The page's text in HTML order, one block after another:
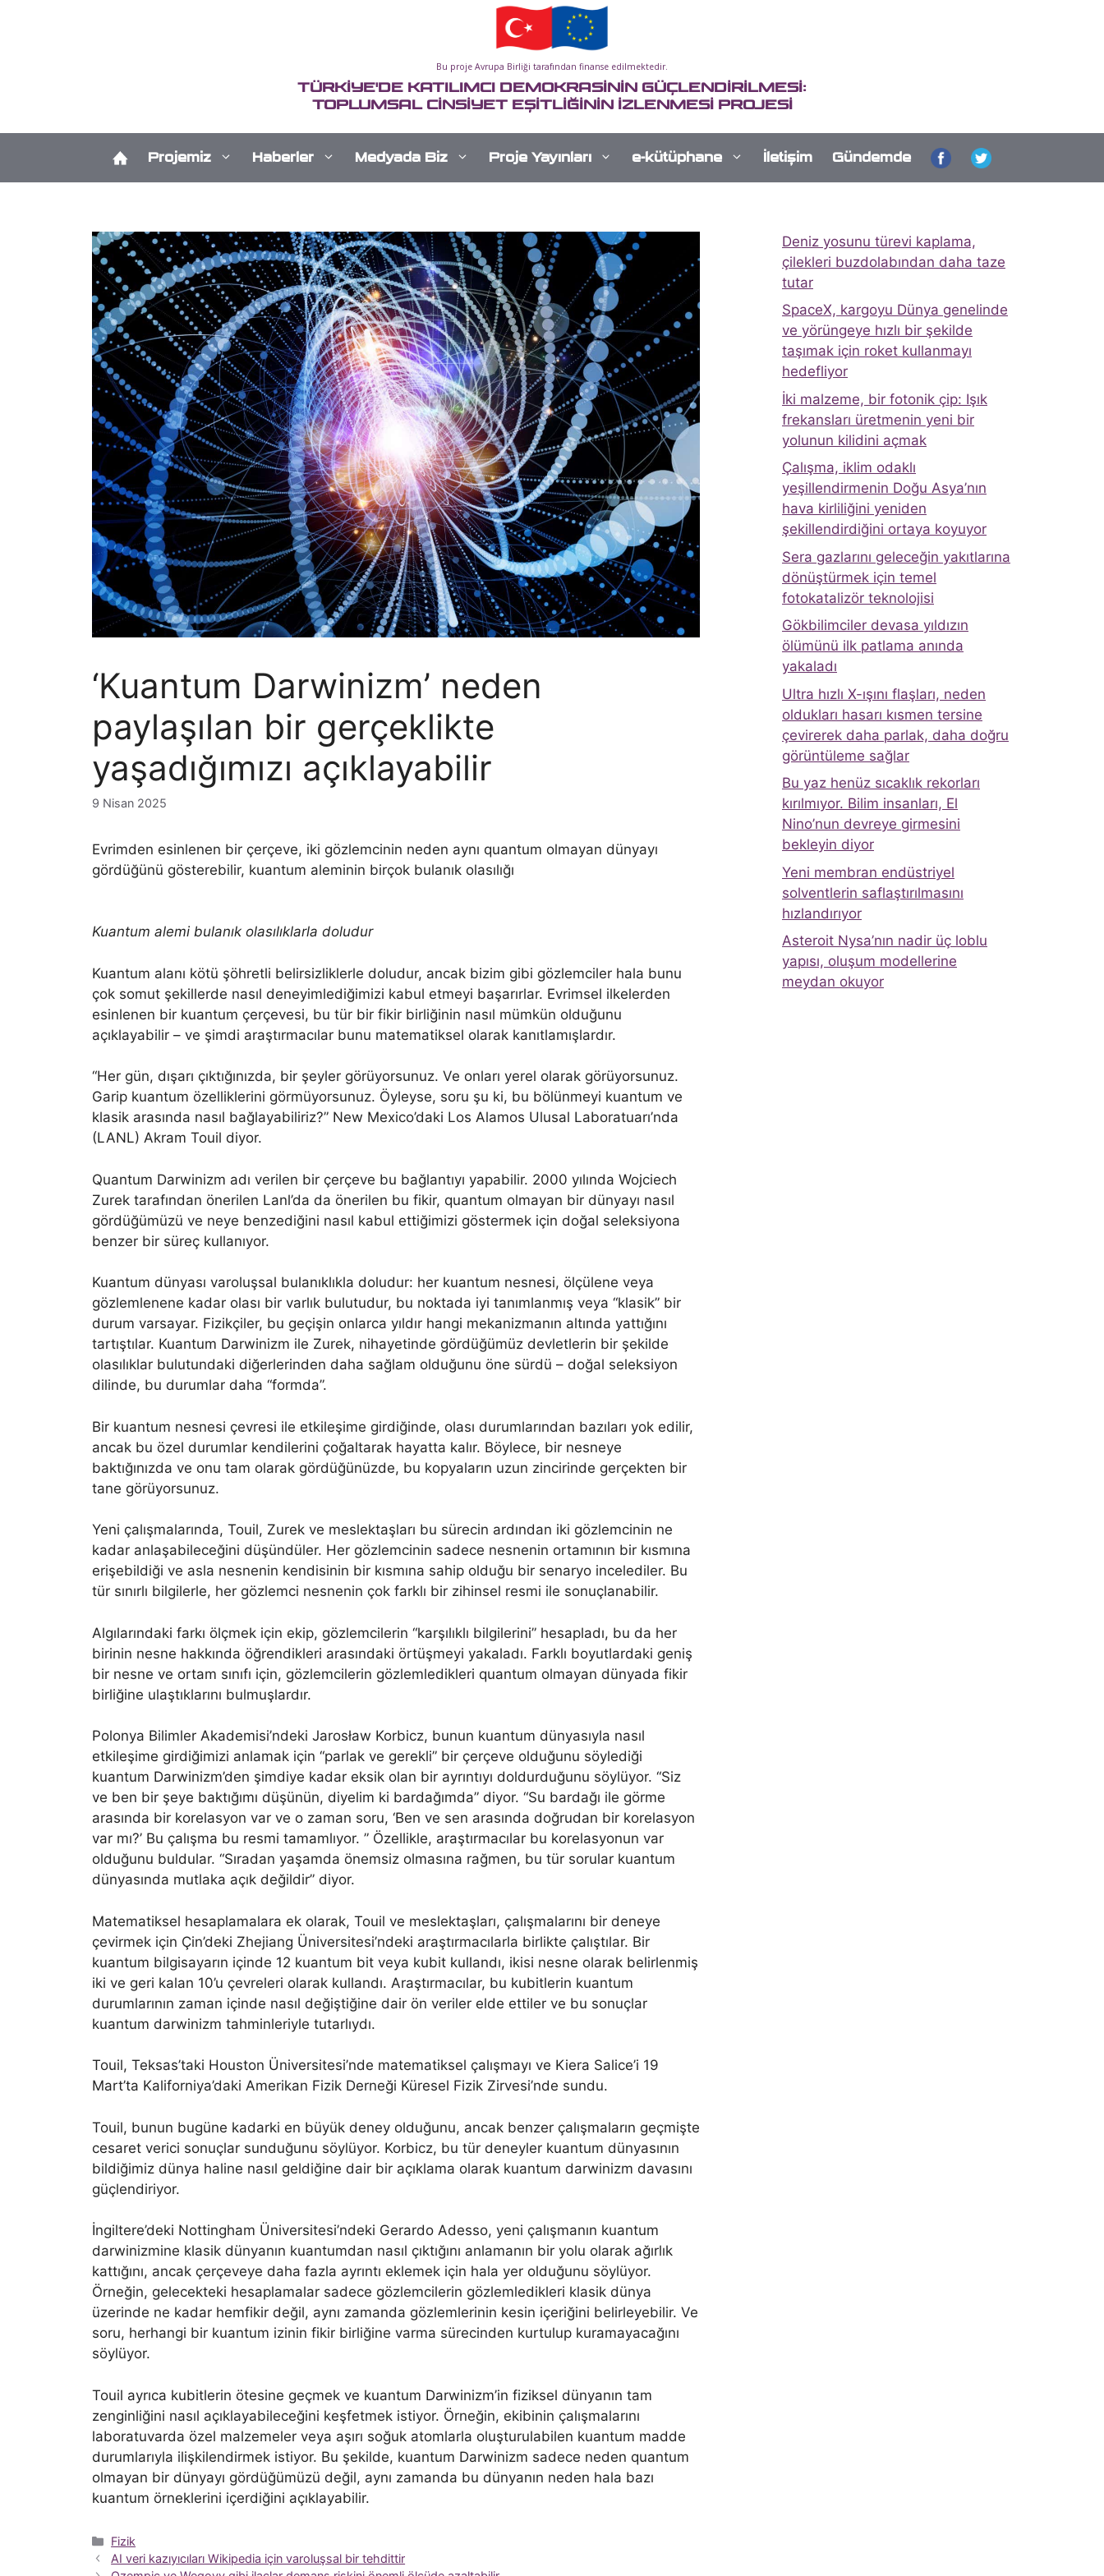
Bu proje Avrupa Birliği tarafından finanse edilmektedir.
TÜRKİYE'DE KATILIMCI DEMOKRASİNİN GÜÇLENDİRİLMESİ:
TOPLUMSAL CİNSİYET EŞİTLİĞİNİN İZLENMESİ PROJESİ
Projemiz Haberler Medyada Biz Proje Yayınları e-kütüphane İletişim Gündemde
‘Kuantum Darwinizm’ neden
paylaşılan bir gerçeklikte
yaşadığımızı açıklayabilir
9 Nisan 2025
Evrimden esinlenen bir çerçeve, iki gözlemcinin neden aynı quantum olmayan dünyayı
gördüğünü gösterebilir, kuantum aleminin birçok bulanık olasılığı
Kuantum alemi bulanık olasılıklarla doludur
Kuantum alanı kötü şöhretli belirsizliklerle doludur, ancak bizim gibi gözlemciler hala bunu
çok somut şekillerde nasıl deneyimlediğimizi kabul etmeyi başarırlar. Evrimsel ilkelerden
esinlenen bir kuantum çerçevesi, bu tür bir fikir birliğinin nasıl mümkün olduğunu
açıklayabilir – ve şimdi araştırmacılar bunu matematiksel olarak kanıtlamışlardır.
“Her gün, dışarı çıktığınızda, bir şeyler görüyorsunuz. Ve onları yerel olarak görüyorsunuz.
Garip kuantum özelliklerini görmüyorsunuz. Öyleyse, soru şu ki, bu bölünmeyi kuantum ve
klasik arasında nasıl bağlayabiliriz?” New Mexico’daki Los Alamos Ulusal Laboratuarı’nda
(LANL) Akram Touil diyor.
Quantum Darwinizm adı verilen bir çerçeve bu bağlantıyı yapabilir. 2000 yılında Wojciech
Zurek tarafından önerilen Lanl’da da önerilen bu fikir, quantum olmayan bir dünyayı nasıl
gördüğümüzü ve neye benzediğini nasıl kabul ettiğimizi göstermek için doğal seleksiyona
benzer bir süreç kullanıyor.
Kuantum dünyası varoluşsal bulanıklıkla doludur: her kuantum nesnesi, ölçülene veya
gözlemlenene kadar olası bir varlık bulutudur, bu noktada iyi tanımlanmış veya “klasik” bir
durum varsayar. Fizikçiler, bu geçişin onlarca yıldır hangi mekanizmanın altında yattığını
tartıştılar. Kuantum Darwinizm ile Zurek, nihayetinde gördüğümüz devletlerin bir şekilde
olasılıklar bulutundaki diğerlerinden daha sağlam olduğunu öne sürdü – doğal seleksiyon
dilinde, bu durumlar daha “formda”.
Bir kuantum nesnesi çevresi ile etkileşime girdiğinde, olası durumlarından bazıları yok edilir,
ancak bu özel durumlar kendilerini çoğaltarak hayatta kalır. Böylece, bir nesneye
baktığınızda ve onu tam olarak gördüğünüzde, bu kopyaların uzun zincirinde gerçekten bir
tane görüyorsunuz.
Yeni çalışmalarında, Touil, Zurek ve meslektaşları bu sürecin ardından iki gözlemcinin ne
kadar anlaşabileceğini düşündüler. Her gözlemcinin sadece nesnenin ortamının bir kısmına
erişebildiği ve asla nesnenin kendisinin bir kısmına sahip olduğu bir senaryo incelediler. Bu
tür sınırlı bilgilerle, her gözlemci nesnenin çok farklı bir zihinsel resmi ile sonuçlanabilir.
Algılarındaki farkı ölçmek için ekip, gözlemcilerin “karşılıklı bilgilerini” hesapladı, bu da her
birinin nesne hakkında öğrendikleri arasındaki örtüşmeyi yakaladı. Farklı boyutlardaki geniş
bir nesne ve ortam sınıfı için, gözlemcilerin gözlemledikleri quantum olmayan dünyada fikir
birliğine ulaştıklarını bulmuşlardır.
Polonya Bilimler Akademisi’ndeki Jarosław Korbicz, bunun kuantum dünyasıyla nasıl
etkileşime girdiğimizi anlamak için “parlak ve gerekli” bir çerçeve olduğunu söylediği
kuantum Darwinizm’den şimdiye kadar eksik olan bir ayrıntıyı doldurduğunu söylüyor. “Siz
ve ben bir şeye baktığımı düşünün, diyelim ki bardağımda” diyor. “Su bardağı ile görme
arasında bir korelasyon var ve o zaman soru, ‘Ben ve sen arasında doğrudan bir korelasyon
var mı?’ Bu çalışma bu resmi tamamlıyor. ” Özellikle, araştırmacılar bu korelasyonun var
olduğunu buldular. “Sıradan yaşamda önemsiz olmasına rağmen, bu tür sorular kuantum
dünyasında mutlaka açık değildir” diyor.
Matematiksel hesaplamalara ek olarak, Touil ve meslektaşları, çalışmalarını bir deneye
çevirmek için Çin’deki Zhejiang Üniversitesi’ndeki araştırmacılarla birlikte çalıştılar. Bir
kuantum bilgisayarın içinde 12 kuantum bit veya kubit kullandı, ikisi nesne olarak belirlenmiş
iki ve geri kalan 10’u çevreleri olarak kullandı. Araştırmacılar, bu kubitlerin kuantum
durumlarının zaman içinde nasıl değiştiğine dair ön veriler elde ettiler ve bu sonuçlar
kuantum darwinizm tahminleriyle tutarlıydı.
Touil, Teksas’taki Houston Üniversitesi’nde matematiksel çalışmayı ve Kiera Salice’i 19
Mart’ta Kaliforniya’daki Amerikan Fizik Derneği Küresel Fizik Zirvesi’nde sundu.
Touil, bunun bugüne kadarki en büyük deney olduğunu, ancak benzer çalışmaların geçmişte
cesaret verici sonuçlar sunduğunu söylüyor. Korbicz, bu tür deneyler kuantum dünyasının
bildiğimiz dünya haline nasıl geldiğine dair bir açıklama olarak kuantum darwinizm davasını
güçlendiriyor.
İngiltere’deki Nottingham Üniversitesi’ndeki Gerardo Adesso, yeni çalışmanın kuantum
darwinizmine klasik dünyanın kuantumdan nasıl çıktığını anlamanın bir yolu olarak ağırlık
kattığını, ancak çerçeveye daha fazla ayrıntı eklemek için hala yer olduğunu söylüyor.
Örneğin, gelecekteki hesaplamalar sadece gözlemcilerin gözlemledikleri klasik dünya
üzerinde ne kadar hemfikir değil, aynı zamanda gözlemlerinin kesin içeriğini belirleyebilir. Ve
soru, herhangi bir kuantum izinin fikir birliğine varma sürecinden kurtulup kuramayacağını
söylüyor.
Touil ayrıca kubitlerin ötesine geçmek ve kuantum Darwinizm’in fiziksel dünyanın tam
zenginliğini nasıl açıklayabileceğini keşfetmek istiyor. Örneğin, ekibinin çalışmalarını
laboratuvarda özel malzemeler veya aşırı soğuk atomlarla oluşturulabilen kuantum madde
durumlarıyla ilişkilendirmek istiyor. Bu şekilde, kuantum Darwinizm sadece neden quantum
olmayan bir dünyayı gördüğümüzü değil, aynı zamanda bu dünyanın neden hala bazı
kuantum örneklerini içerdiğini açıklayabilir.
Kategoriler
Fizik
AI veri kazıyıcıları Wikipedia için varoluşsal bir tehdittir
Deniz yosunu türevi kaplama,
çilekleri buzdolabından daha taze
tutar
SpaceX, kargoyu Dünya genelinde
ve yörüngeye hızlı bir şekilde
taşımak için roket kullanmayı
hedefliyor
İki malzeme, bir fotonik çip: Işık
frekansları üretmenin yeni bir
yolunun kilidini açmak
Çalışma, iklim odaklı
yeşillendirmenin Doğu Asya’nın
hava kirliliğini yeniden
şekillendirdiğini ortaya koyuyor
Sera gazlarını geleceğin yakıtlarına
dönüştürmek için temel
fotokatalizör teknolojisi
Gökbilimciler devasa yıldızın
ölümünü ilk patlama anında
yakaladı
Ultra hızlı X-ışını flaşları, neden
oldukları hasarı kısmen tersine
çevirerek daha parlak, daha doğru
görüntüleme sağlar
Bu yaz henüz sıcaklık rekorları
kırılmıyor. Bilim insanları, El
Nino’nun devreye girmesini
bekleyin diyor
Yeni membran endüstriyel
solventlerin saflaştırılmasını
hızlandırıyor
Asteroit Nysa’nın nadir üç loblu
yapısı, oluşum modellerine
meydan okuyor